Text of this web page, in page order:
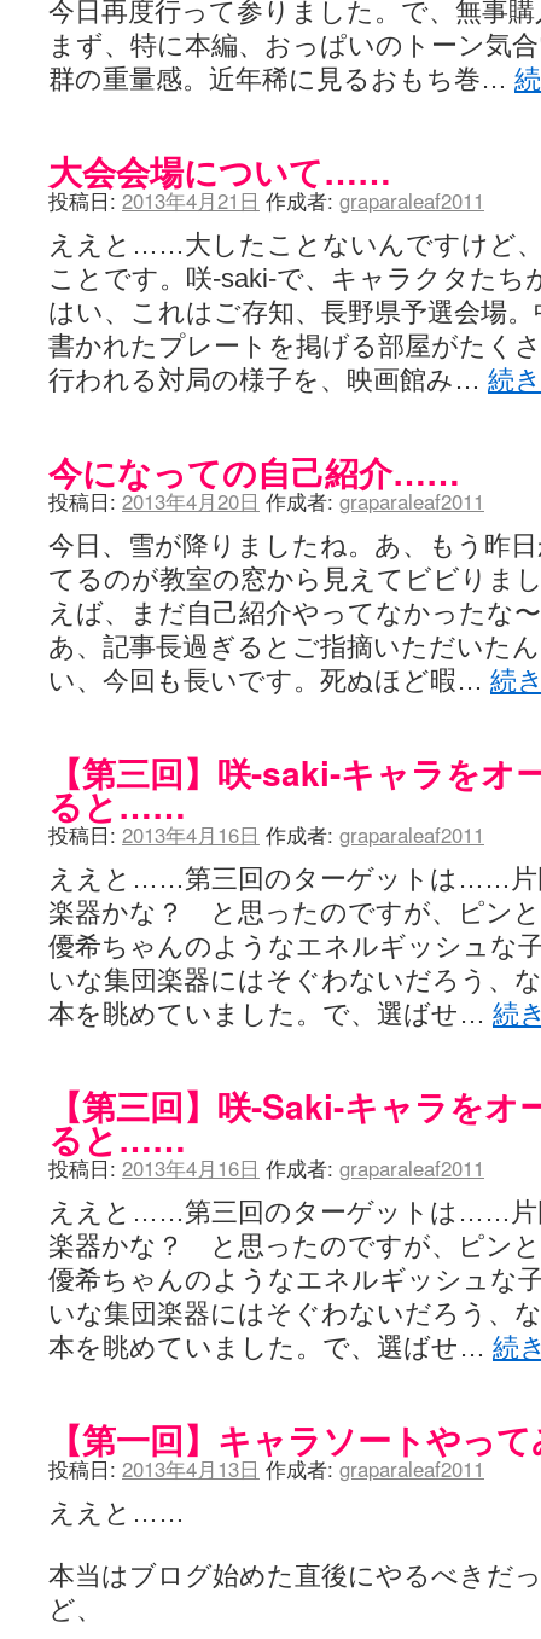
今日再度行って参りました。で、無事
まず、特に本編、おっぱいのトーン気
群の重量感。近年稀に見るおもち巻…
大会会場について……
投稿日: 2013年4月21日 作成者: graparaleaf2011
ええと……大したことないんですけど
ことです。咲-saki-で、キャラクタたち
はい、これはご存知、長野県予選会場
書かれたプレートを掲げる部屋がたく
行われる対局の様子を、映画館み… 続
今になっての自己紹介……
投稿日: 2013年4月20日 作成者: graparaleaf2011
今日、雪が降りましたね。あ、もう昨
てるのが教室の窓から見えてビビり
えば、まだ自己紹介やってなかった
あ、記事長過ぎるとご指摘いただいた
い、今回も長いです。死ぬほど暇… 続
【第三回】咲-saki-キャラをオ
ると……
投稿日: 2013年4月16日 作成者: graparaleaf2011
ええと……第三回のターゲットは……片
楽器かな？ と思ったのですが、ピン
優希ちゃんのようなエネルギッシュな
いな集団楽器にはそぐわないだろう、
本を眺めていました。で、選ばせ… 続
【第三回】咲-Saki-キャラを
ると……
投稿日: 2013年4月16日 作成者: graparaleaf2011
ええと……第三回のターゲットは……片
楽器かな？ と思ったのですが、ピン
優希ちゃんのようなエネルギッシュな
いな集団楽器にはそぐわないだろう、
本を眺めていました。で、選ばせ… 続
【第一回】キャラソートやっ
投稿日: 2013年4月13日 作成者: graparaleaf2011
ええと……
本当はブログ始めた直後にやるべきだ
ど、